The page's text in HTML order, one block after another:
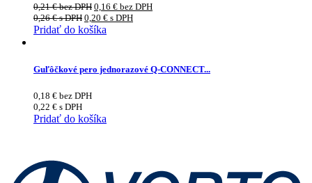
0,21€bez DPH 0,16 € bez DPH
0,26€s DPH 0,20 € s DPH
Pridať do košíka
Guľôčkové pero jednorazové Q-CONNECT...
0,18 € bez DPH
0,22 € s DPH
Pridať do košíka